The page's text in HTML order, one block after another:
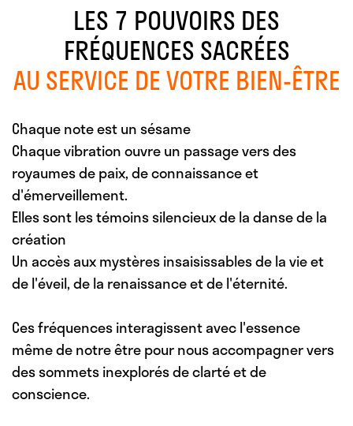
LES 7 POUVOIRS DES
FRÉQUENCES SACRÉES
AU SERVICE DE VOTRE BIEN-ÊTRE
Chaque note est un sésame
Chaque vibration ouvre un passage vers des
royaumes de paix, de connaissance et
d'émerveillement.
Elles sont les témoins silencieux de la danse de la
création
Un accès aux mystères insaisissables de la vie et
de l'éveil, de la renaissance et de l'éternité.
Ces fréquences interagissent avec l'essence
même de notre être pour nous accompagner vers
des sommets inexplorés de clarté et de
conscience.